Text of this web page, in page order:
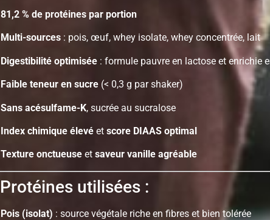
81,2 % de protéines par portion
Multi-sources : pois, œuf, whey isolate, whey concentrée, lait
Digestibilité optimisée : formule pauvre en lactose et enrichie
Faible teneur en sucre (< 0,3 g par shaker)
Sans acésulfame-K, sucrée au sucralose
Index chimique élevé et score DIAAS optimal
Texture onctueuse et saveur vanille agréable
Protéines utilisées :
Pois (isolat) : source végétale riche en fibres et bien tolérée